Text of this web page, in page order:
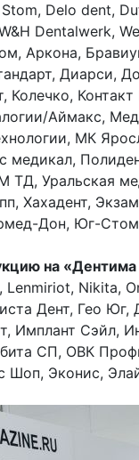
Stom, Delo dent,
Dentalwerk,
Аркона,
Диарси,
Колечко,
Аймакс,
МК
медикал,
ТД, Уральская
Хахадент,
Дон, Юг-
на
Lenmiriot, Nikita,
Дент, Гео
Имплант Сэйл,
СП, ОВК
Шоп, Эконис,